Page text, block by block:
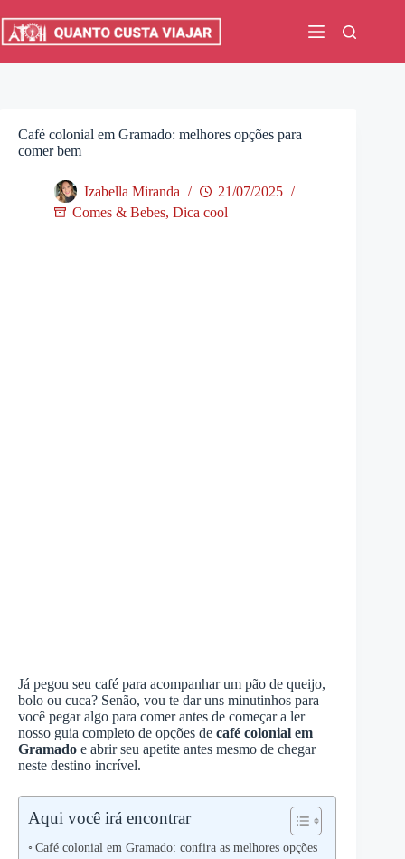
para
Café colonial em Gramado: melhores opções para
comer bem
Izabella Miranda
21/07/2025
Comes & Bebes, Dica cool
Já pegou seu café para acompanhar um pão de queijo,
bolo ou cuca? Senão, vou te dar uns minutinhos para
você pegar algo para comer antes de começar a ler
nosso guia completo de opções de café colonial em
Gramado e abrir seu apetite antes mesmo de chegar
neste destino incrível.
Aqui você irá encontrar
Café colonial em Gramado: confira as melhores opções